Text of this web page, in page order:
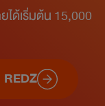
ด้เริ่มต้น 15,000